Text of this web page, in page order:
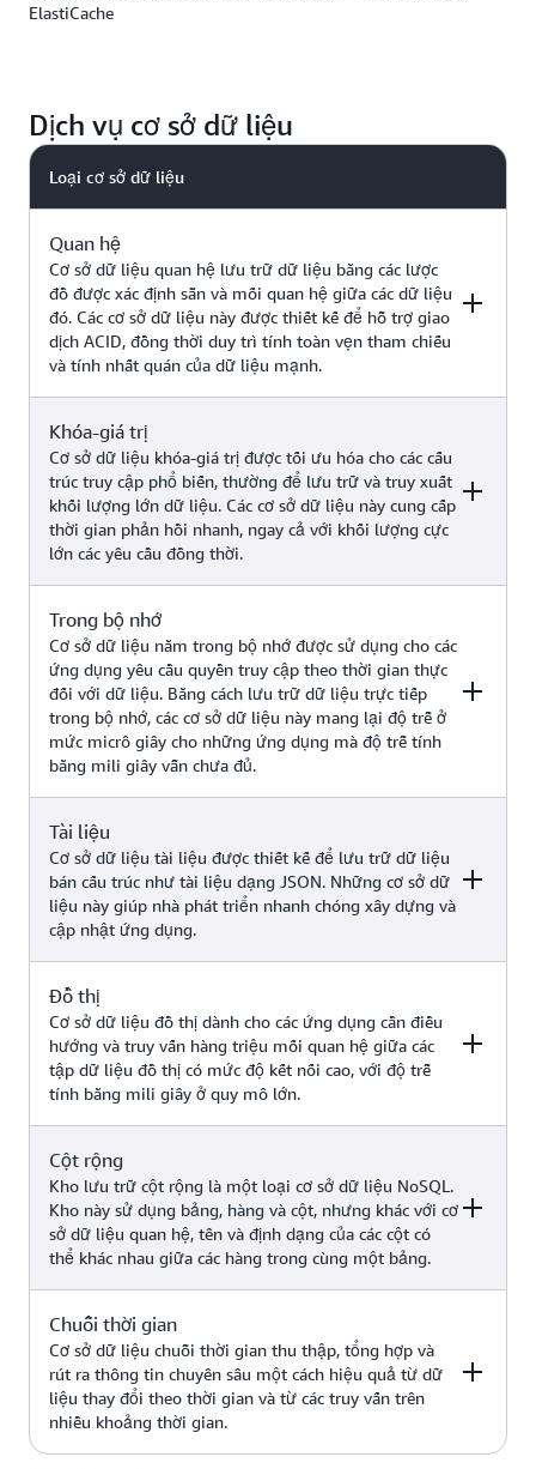
ElastiCache
Dịch vụ cơ sở dữ liệu
Loại cơ sở dữ liệu
Quan hệ
Cơ sở dữ liệu quan hệ lưu trữ dữ liệu bằng các lược
đồ được xác định sẵn và mối quan hệ giữa các dữ liệu
đó. Các cơ sở dữ liệu này được thiết kế để hỗ trợ giao
dịch ACID, đồng thời duy trì tính toàn vẹn tham chiếu
và tính nhất quán của dữ liệu mạnh.
Ví dụ
Ứng dụng truyền thống, hoạch
định nguồn lực doanh nghiệp
(ERP), quản trị quan hệ khách
hàng (CRM), thương mại điện tử,
sinh (chẳng hạn như chatbot có
Tạo có kết hợp truy xuất thông
tin ngoài, tìm kiếm độ tương tự,
hệ thống đề xuất, v.v.)
Amazon Aurora
Khóa-giá trị
Cơ sở dữ liệu khóa-giá trị được tối ưu hóa cho các cấu
trúc truy cập phổ biến, thường để lưu trữ và truy xuất
khối lượng lớn dữ liệu. Các cơ sở dữ liệu này cung cấp
thời gian phản hồi nhanh, ngay cả với khối lượng cực
lớn các yêu cầu đồng thời.
Ví dụ
Các ứng dụng web có lưu lượng
truy cập cao, hệ thống thương
mại điện tử, ứng dụng trò chơi,
trường hợp sử dụng AI tạo sinh
(chẳng hạn như tìm kiếm tương
DynamoDB với Dịch vụ
OpenSearch của Amazon)
DynamoDB
Trong bộ nhớ
Cơ sở dữ liệu nằm trong bộ nhớ được sử dụng cho các
ứng dụng yêu cầu quyền truy cập theo thời gian thực
đối với dữ liệu. Bằng cách lưu trữ dữ liệu trực tiếp
trong bộ nhớ, các cơ sở dữ liệu này mang lại độ trễ ở
mức micrô giây cho những ứng dụng mà độ trễ tính
bằng mili giây vẫn chưa đủ.
Ví dụ
Lưu bộ nhớ đệm, quản lý phiên,
bảng xếp hạng trò chơi, ứng dụng
không gian địa lý, các trường hợp
như chatbot có Tạo có kết hợp
truy xuất thông tin ngoài, lưu vào
bộ nhớ đệm theo ngữ nghĩa, hệ
thống đề xuất, phát hiện gian lận,
v.v.)
Amazon
MemoryDB
Tài liệu
Cơ sở dữ liệu tài liệu được thiết kế để lưu trữ dữ liệu
bán cấu trúc như tài liệu dạng JSON. Những cơ sở dữ
liệu này giúp nhà phát triển nhanh chóng xây dựng và
cập nhật ứng dụng.
Ví dụ
Quản lý nội dung, danh mục, hồ
sơ người dùng, các trường hợp sử
dụng AI tạo sinh (chẳng hạn như
xuất thông tin ngoài, tìm kiếm
tương tự, hệ thống đề xuất, v.v.)
DocumentDB (với
Đồ thị
Cơ sở dữ liệu đồ thị dành cho các ứng dụng cần điều
hướng và truy vấn hàng triệu mối quan hệ giữa các
tập dữ liệu đồ thị có mức độ kết nối cao, với độ trễ
tính bằng mili giây ở quy mô lớn.
Ví dụ
Phát hiện gian lận, mạng xã hội,
công cụ đề xuất, các trường hợp
sử dụng AI tạo sinh (chẳng hạn
lận nâng cao, khám phá câu trả
lời mới, v.v.)
Cột rộng
Kho lưu trữ cột rộng là một loại cơ sở dữ liệu NoSQL.
Kho này sử dụng bảng, hàng và cột, nhưng khác với cơ
sở dữ liệu quan hệ, tên và định dạng của các cột có
thể khác nhau giữa các hàng trong cùng một bảng.
Ví dụ
Ứng dụng công nghiệp quy mô
lớn để bảo trì thiết bị, quản lý
Amazon
cho Apache
Chuỗi thời gian
Cơ sở dữ liệu chuỗi thời gian thu thập, tổng hợp và
rút ra thông tin chuyên sâu một cách hiệu quả từ dữ
liệu thay đổi theo thời gian và từ các truy vấn trên
nhiều khoảng thời gian.